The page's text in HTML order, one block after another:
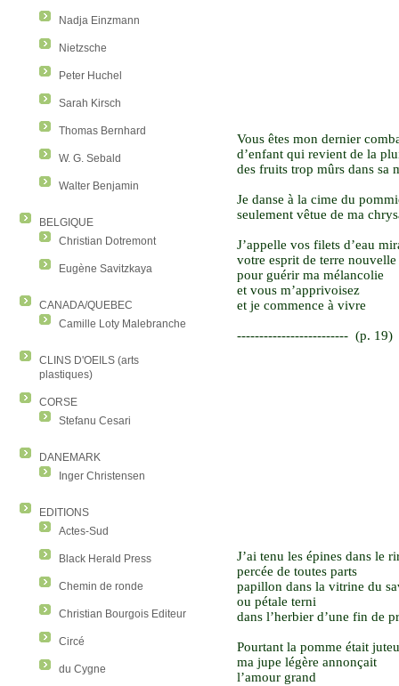
Nadja Einzmann
Nietzsche
Peter Huchel
Sarah Kirsch
Thomas Bernhard
W. G. Sebald
Walter Benjamin
BELGIQUE
Christian Dotremont
Eugène Savitzkaya
CANADA/QUEBEC
Camille Loty Malebranche
CLINS D'OEILS (arts
plastiques)
CORSE
Stefanu Cesari
DANEMARK
Inger Christensen
EDITIONS
Actes-Sud
Black Herald Press
Chemin de ronde
Christian Bourgois Editeur
Circé
du Cygne
Vous êtes mon dernier
d’enfant qui revient de la
des fruits trop mûrs dans sa
Je danse à la cime du
seulement vêtue de ma
J’appelle vos filets d’eau
votre esprit de terre nouvelle
pour guérir ma mélancolie
et vous m’apprivoisez
et je commence à vivre
------------------------- (p. 19)
J’ai tenu les épines dans le
percée de toutes parts
papillon dans la vitrine du
ou pétale terni
dans l’herbier d’une fin de
Pourtant la pomme était
ma jupe légère annonçait
l’amour grand